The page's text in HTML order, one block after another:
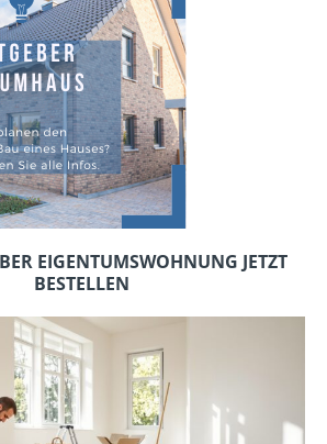
EIGENTUMSWOHNUNG JETZT
BESTELLEN